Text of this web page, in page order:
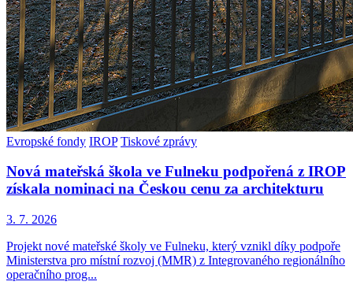
Evropské fondy IROP Tiskové zprávy
Nová mateřská škola ve Fulneku podpořená z IROP
získala nominaci na Českou cenu za architekturu
3. 7. 2026
Projekt nové mateřské školy ve Fulneku, který vznikl díky podpoře
Ministerstva pro místní rozvoj (MMR) z Integrovaného regionálního
operačního prog...